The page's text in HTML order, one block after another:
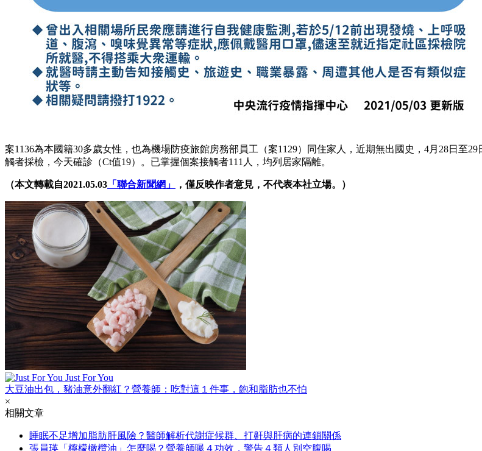
案1136為本國籍30多歲女性，也為機場防疫旅館房務部員工（案1129）同住家人，近期無出國史，4月28日至
觸者採檢，今天確診（Ct值19）。已掌握個案接觸者111人，均列居家隔離。
（本文轉載自2021.05.03 「聯合新聞網」 ，僅反映作者意見，不代表本社立場。）
Just For You
大豆油出包，豬油意外翻紅？營養師：吃對這１件事，飽和脂肪也不怕
×
相關文章
睡眠不足增加脂肪肝風險？醫師解析代謝症候群、打鼾與肝病的連鎖關係
張員瑛「檸檬橄欖油」怎麼喝？營養師曝４功效，警告４類人別空腹喝